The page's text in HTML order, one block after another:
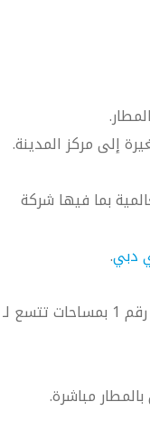
إلى مركز المدينة.
بما فيها شركة
دبي.
تتوفر مواقف للسيارات في مبنى المطار رقم 1 بمساحات تتسع لـ
مباشرة.